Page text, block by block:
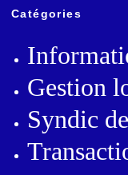
Catégories
Gestion
Syndic